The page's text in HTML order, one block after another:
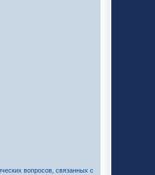
вопросов, связанных с